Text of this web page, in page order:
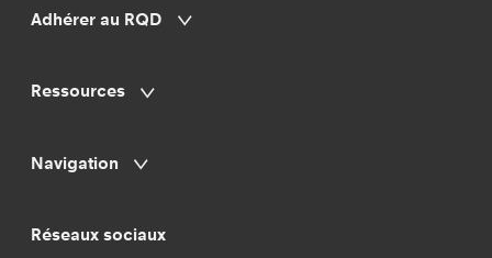
Adhérer au RQD
Ressources
Navigation
Réseaux sociaux